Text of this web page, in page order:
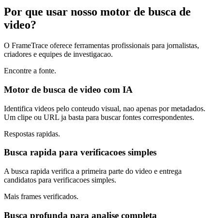
Por que usar nosso motor de busca de
video?
O FrameTrace oferece ferramentas profissionais para jornalistas,
criadores e equipes de investigacao.
Encontre a fonte.
Motor de busca de video com IA
Identifica videos pelo conteudo visual, nao apenas por metadados.
Um clipe ou URL ja basta para buscar fontes correspondentes.
Respostas rapidas.
Busca rapida para verificacoes simples
A busca rapida verifica a primeira parte do video e entrega
candidatos para verificacoes simples.
Mais frames verificados.
Busca profunda para analise completa